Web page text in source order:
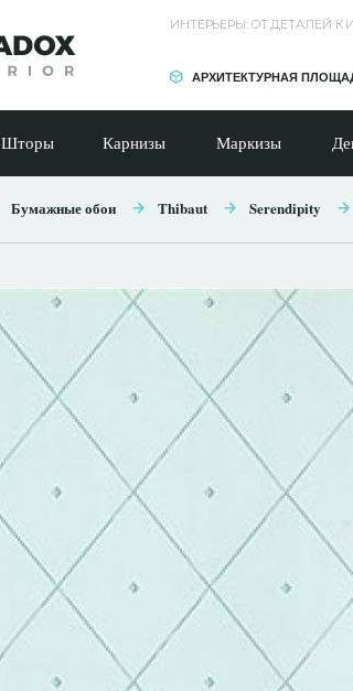
ИНТЕРЬЕРЫ: ОТ ДЕТАЛЕЙ
АРХИТЕКТУРНАЯ
Шторы Карнизы Маркизы
Бумажные обои Thibaut Serendipity